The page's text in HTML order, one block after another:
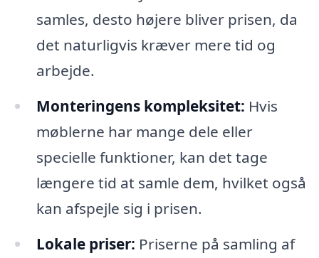
samles, desto højere bliver prisen, da
det naturligvis kræver mere tid og
arbejde.
Monteringens kompleksitet: Hvis
møblerne har mange dele eller
specielle funktioner, kan det tage
længere tid at samle dem, hvilket også
kan afspejle sig i prisen.
Lokale priser: Priserne på samling af